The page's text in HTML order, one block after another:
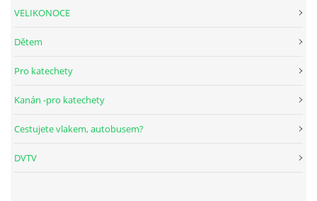
VELIKONOCE
Dětem
Pro katechety
Kanán -pro katechety
Cestujete vlakem, autobusem?
DVTV